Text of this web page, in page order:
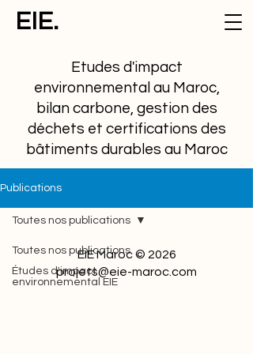
EIE.
Etudes d'impact
environnemental au Maroc,
bilan carbone, gestion des
déchets et certifications des
bâtiments durables au Maroc
Publications
Toutes nos publications
Études d'impact
environnemental EIE
Toutes nos publications
EIE Maroc © 2026
projets@eie-maroc.com